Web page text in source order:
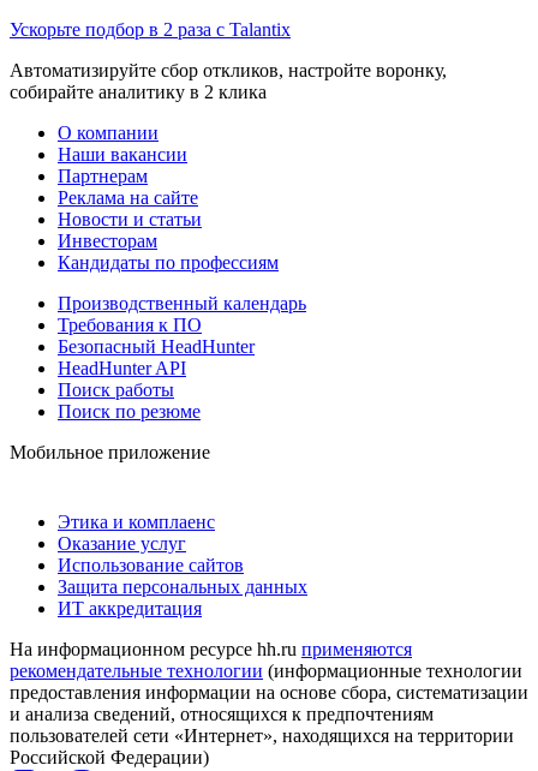
Ускорьте подбор в 2 раза с Talantix
Автоматизируйте сбор откликов, настройте воронку,
собирайте аналитику в 2 клика
О компании
Наши вакансии
Партнерам
Реклама на сайте
Новости и статьи
Инвесторам
Кандидаты по профессиям
Производственный календарь
Требования к ПО
Безопасный HeadHunter
HeadHunter API
Поиск работы
Поиск по резюме
Мобильное приложение
Этика и комплаенс
Оказание услуг
Использование сайтов
Защита персональных данных
ИТ аккредитация
На информационном ресурсе hh.ru применяются
рекомендательные технологии (информационные технологии
предоставления информации на основе сбора, систематизации
и анализа сведений, относящихся к предпочтениям
пользователей сети «Интернет», находящихся на территории
Российской Федерации)